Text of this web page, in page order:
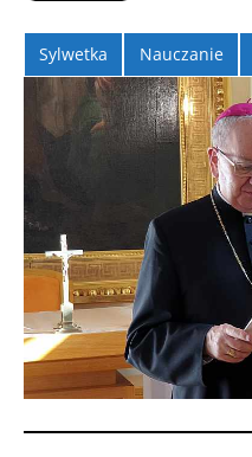
Sylwetka Nauczanie